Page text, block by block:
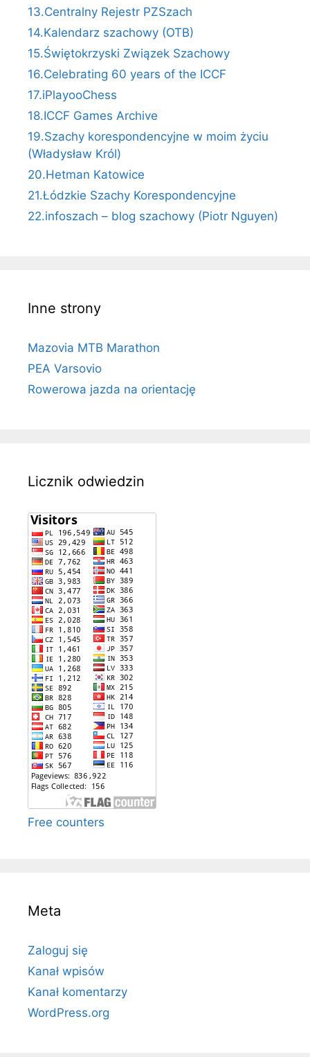
13.Centralny Rejestr PZSzach
14.Kalendarz szachowy (OTB)
15.Świętokrzyski Związek Szachowy
16.Celebrating 60 years of the ICCF
17.iPlayooChess
18.ICCF Games Archive
19.Szachy korespondencyjne w moim życiu
(Władysław Król)
20.Hetman Katowice
21.Łódzkie Szachy Korespondencyjne
22.infoszach – blog szachowy (Piotr Nguyen)
Inne strony
Mazovia MTB Marathon
PEA Varsovio
Rowerowa jazda na orientację
Licznik odwiedzin
Free counters
Meta
Zaloguj się
Kanał wpisów
Kanał komentarzy
WordPress.org